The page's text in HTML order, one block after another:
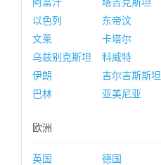
以色列
东帝汶
文莱
卡塔尔
乌兹别克斯坦
科威特
伊朗
吉尔吉斯斯坦
巴林
亚美尼亚
欧洲
英国 德国